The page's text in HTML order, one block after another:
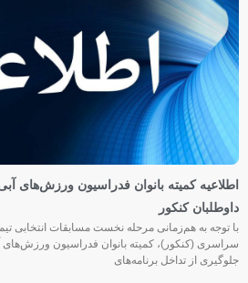
اطلاعیه کمیته بانوان فدراسیون ورزش‌های
داوطلبان کنکور
با توجه به هم‌زمانی مرحله نخست مسابقات انتخابی تیم
سراسری (کنکور)، کمیته بانوان فدراسیون ورزش‌های
جلوگیری از تداخل برنامه‌های